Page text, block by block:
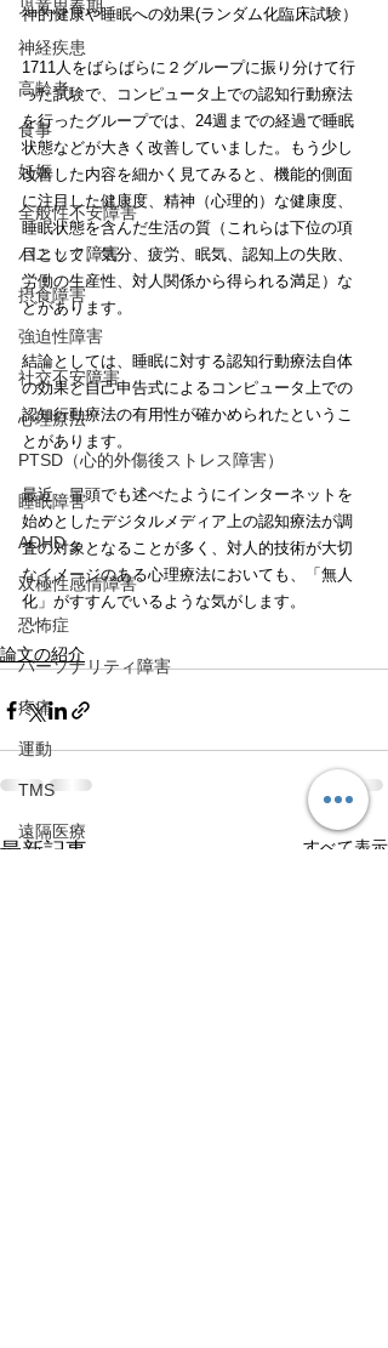
児童思春期
神経疾患
高齢者
食事
妊娠
全般性不安障害
パニック障害
摂食障害
強迫性障害
社交不安障害
心理療法
PTSD（心的外傷後ストレス障害）
睡眠障害
ADHD
双極性感情障害
恐怖症
パーソナリティ障害
疼痛
運動
TMS
遠隔医療
神的健康や睡眠への効果(ランダム化臨床試験）
1711人をばらばらに２グループに振り分けて行
った試験で、コンピュータ上での認知行動療法
を行ったグループでは、24週までの経過で睡眠
状態などが大きく改善していました。もう少し
改善した内容を細かく見てみると、機能的側面
に注目した健康度、精神（心理的）な健康度、
睡眠状態を含んだ生活の質（これらは下位の項
目として、気分、疲労、眠気、認知上の失敗、
労働の生産性、対人関係から得られる満足）な
どがあります。
結論としては、睡眠に対する認知行動療法自体
の効果と自己申告式によるコンピュータ上での
認知行動療法の有用性が確かめられたというこ
とがあります。
最近、冒頭でも述べたようにインターネットを
始めとしたデジタルメディア上の認知療法が調
査の対象となることが多く、対人的技術が大切
なイメージのある心理療法においても、「無人
化」がすすんでいるような気がします。
論文の紹介
最新記事 すべて表示